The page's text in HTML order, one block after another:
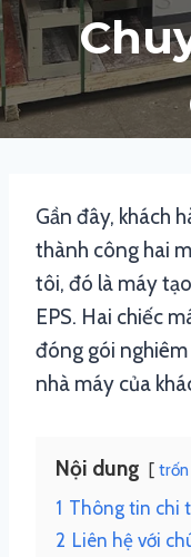
Gần đây, khách
thành công hai
tôi, đó là máy
EPS. Hai chiếc
đóng gói
nhà máy của
Nội dung trốn
1 Thông tin chi
2 Liên hệ với